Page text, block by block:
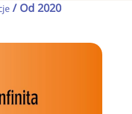
/ Od 2020